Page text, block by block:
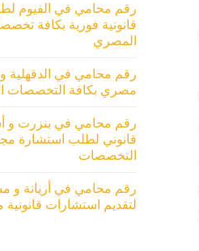
رقم محامي في الفيوم
قانونية فورية بكافة
المصري
رقم محامي في الدقهلية
مصري بكافة التخصصات
رقم محامي في بنزرت و
قانوني لطلب استشارة
التخصصات
رقم محامي في أريانة و
لتقديم استشارات